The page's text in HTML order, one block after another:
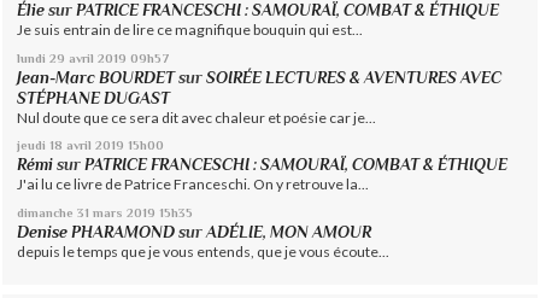
Élie surPATRICE FRANCESCHI : SAMOURAÏ, COMBAT & ÉTHIQUE
Je suis entrain de lire ce magnifique bouquin qui est...
lundi 29 avril 2019 09h57
Jean-Marc BOURDETsurSOIRÉE LECTURES & AVENTURES AVEC
STÉPHANE DUGAST
Nul doute que ce sera dit avec chaleur et poésie car je...
jeudi 18 avril 2019 15h00
Rémi surPATRICE FRANCESCHI : SAMOURAÏ, COMBAT & ÉTHIQUE
J'ai lu ce livre de Patrice Franceschi. On y retrouve la...
dimanche 31 mars 2019 15h35
Denise PHARAMOND surADÉLIE, MON AMOUR
depuis le temps que je vous entends, que je vous écoute...